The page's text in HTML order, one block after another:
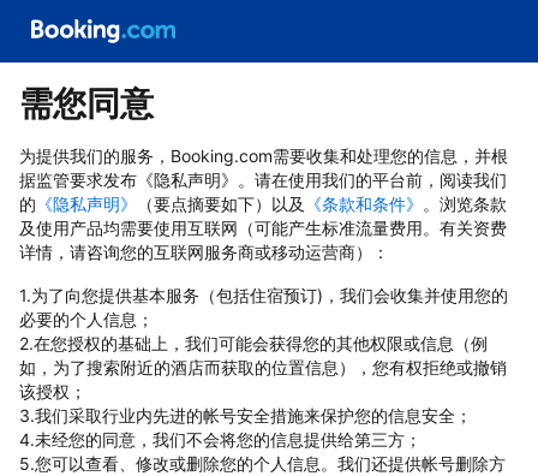
需您同意
为提供我们的服务，Booking.com需要收集和处理您的信息，并根
据监管要求发布《隐私声明》。请在使用我们的平台前，阅读我们
的 《隐私声明》 （要点摘要如下）以及 《条款和条件》 。浏览条款
及使用产品均需要使用互联网（可能产生标准流量费用。有关资费
详情，请咨询您的互联网服务商或移动运营商）：
1.为了向您提供基本服务（包括住宿预订)，我们会收集并使用您的
必要的个人信息；
2.在您授权的基础上，我们可能会获得您的其他权限或信息（例
如，为了搜索附近的酒店而获取的位置信息），您有权拒绝或撤销
该授权；
3.我们采取行业内先进的帐号安全措施来保护您的信息安全；
4.未经您的同意，我们不会将您的信息提供给第三方；
5.您可以查看、修改或删除您的个人信息。我们还提供帐号删除方